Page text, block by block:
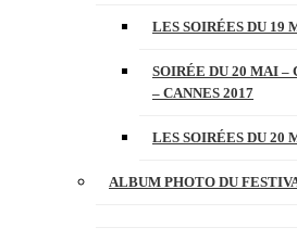
LES SOIRÉES DU 19
SOIRÉE DU 20 MAI –
– CANNES 2017
LES SOIRÉES DU 20
ALBUM PHOTO DU